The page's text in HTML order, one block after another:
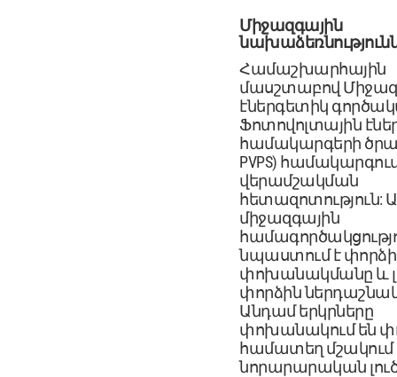
Միջազգային
Համաշխարհային
մասշտաբով
էներգետիկ
Ֆոտովոլտային
համակարգերի
PVPS)
վերամշակման
հետազոտություն:
միջազգային
նպաստում է փորձի
փոխանակմանը և
փորձին
Անդամ երկրները
փոխանակում են
համատեղ մշակում
նորարարական